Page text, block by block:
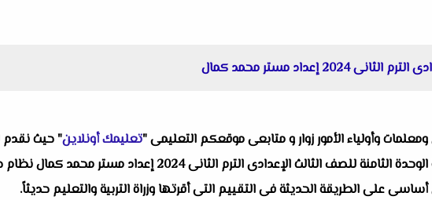
إعداد مستر محمد كمال
وأولياء الأمور زوار و متابعى موقعكم التعليمى "تعليمك أونلاين" حيث نقدم
واحد من انفراداتنا التعليمية ألا وهو إمتحان لغة انجليزية الوحدة الثامنة للصف الثالث الإعدادى الترم الثانى
على الطريقة الحديثة فى التقييم التى أقرتها وزراة التربية والتعليم حديثاً.